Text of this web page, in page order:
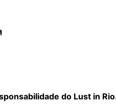
do Lust in